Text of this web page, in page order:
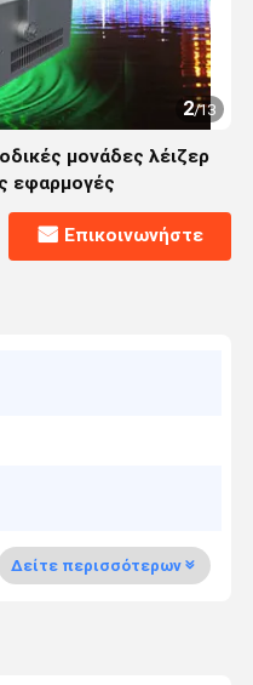
2/13
μονάδες λέιζερ
εφαρμογές
Επικοινωνήστε
Δείτε περισσότερων